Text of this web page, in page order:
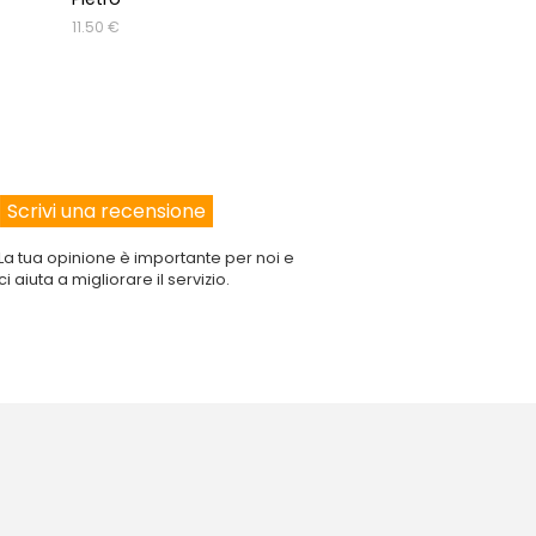
11.50 €
voti:
voti:
voti:tua opinione è importante per noi e
aiuta a migliorare il servizio.